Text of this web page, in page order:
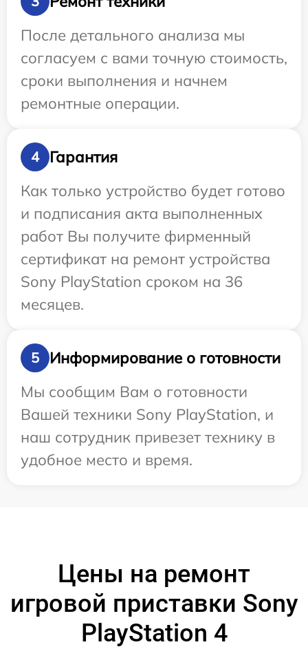
После детального анализа мы
согласуем с вами точную стоимость,
сроки выполнения и начнем
ремонтные операции.
4
Гарантия
Как только устройство будет готово
и подписания акта выполненных
работ Вы получите фирменный
сертификат на ремонт устройства
Sony PlayStation сроком на 36
месяцев.
5
Информирование о готовности
Мы сообщим Вам о готовности
Вашей техники Sony PlayStation, и
наш сотрудник привезет технику в
удобное место и время.
Цены на ремонт
игровой приставки Sony
PlayStation 4